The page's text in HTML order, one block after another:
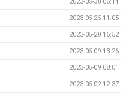
2023-05-25 11:05
2023-05-20 16:52
2023-05-09 13:26
2023-05-09 08:01
2023-05-02 12:37